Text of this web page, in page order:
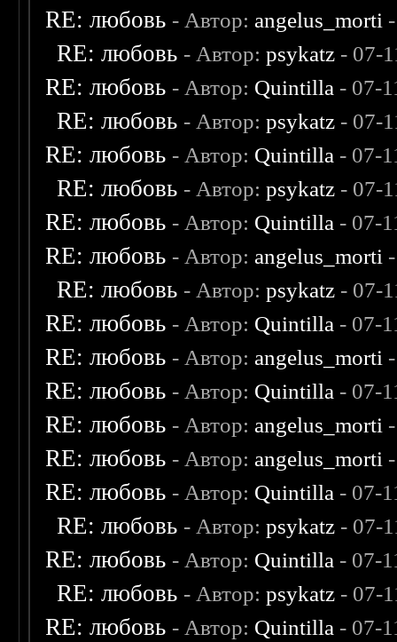
RE: любовь - Автор: angelus_morti
RE: любовь - Автор:psykatz - 07-
RE: любовь - Автор: Quintilla - 07-
RE: любовь - Автор:psykatz - 07-
RE: любовь - Автор: Quintilla - 07-
RE: любовь - Автор:psykatz - 07-
RE: любовь - Автор: Quintilla - 07-
RE: любовь - Автор: angelus_morti
RE: любовь - Автор:psykatz - 07-
RE: любовь - Автор: Quintilla - 07-
RE: любовь - Автор: angelus_morti
RE: любовь - Автор: Quintilla - 07-
RE: любовь - Автор: angelus_morti
RE: любовь - Автор: angelus_morti
RE: любовь - Автор: Quintilla - 07-
RE: любовь - Автор:psykatz - 07-
RE: любовь - Автор: Quintilla - 07-
RE: любовь - Автор:psykatz - 07-
RE: любовь - Автор: Quintilla - 07-